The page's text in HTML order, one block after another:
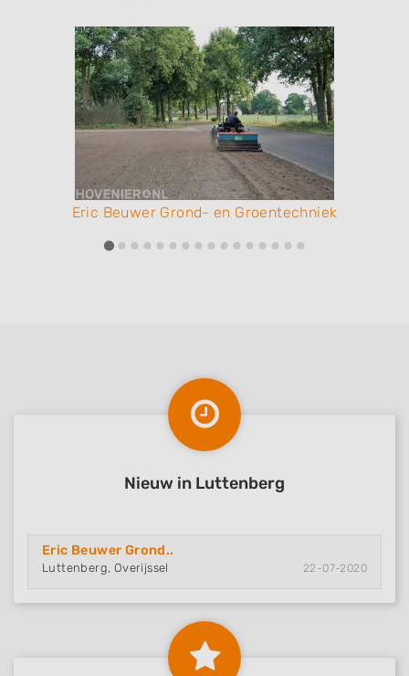
Eric Beuwer Grond- en Groentechniek
Nieuw in Luttenberg
Eric Beuwer Grond..
Luttenberg, Overijssel 22-07-2020